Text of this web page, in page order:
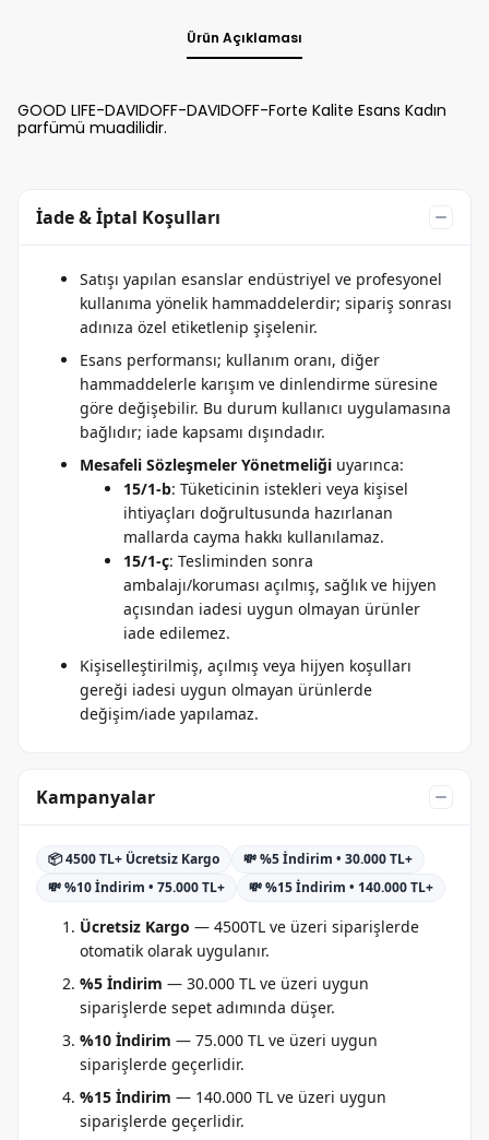
Ürün Açıklaması
GOOD LIFE-DAVIDOFF-DAVIDOFF-Forte Kalite Esans Kadın
parfümü muadilidir.
İade & İptal Koşulları
Satışı yapılan esanslar endüstriyel ve profesyonel
kullanıma yönelik hammaddelerdir; sipariş sonrası
adınıza özel etiketlenip şişelenir.
Esans performansı; kullanım oranı, diğer
hammaddelerle karışım ve dinlendirme süresine
göre değişebilir. Bu durum kullanıcı uygulamasına
bağlıdır; iade kapsamı dışındadır.
Mesafeli Sözleşmeler Yönetmeliği uyarınca:
15/1-b: Tüketicinin istekleri veya kişisel
ihtiyaçları doğrultusunda hazırlanan
mallarda cayma hakkı kullanılamaz.
15/1-ç: Tesliminden sonra
ambalajı/koruması açılmış, sağlık ve hijyen
açısından iadesi uygun olmayan ürünler
iade edilemez.
Kişiselleştirilmiş, açılmış veya hijyen koşulları
gereği iadesi uygun olmayan ürünlerde
değişim/iade yapılamaz.
Kampanyalar
📦 4500 TL+ Ücretsiz Kargo
💸 %5 İndirim • 30.000 TL+
💸 %10 İndirim • 75.000 TL+
💸 %15 İndirim • 140.000 TL+
Ücretsiz Kargo — 4500TL ve üzeri siparişlerde
otomatik olarak uygulanır.
%5 İndirim — 30.000 TL ve üzeri uygun
siparişlerde sepet adımında düşer.
%10 İndirim — 75.000 TL ve üzeri uygun
siparişlerde geçerlidir.
%15 İndirim — 140.000 TL ve üzeri uygun
siparişlerde geçerlidir.